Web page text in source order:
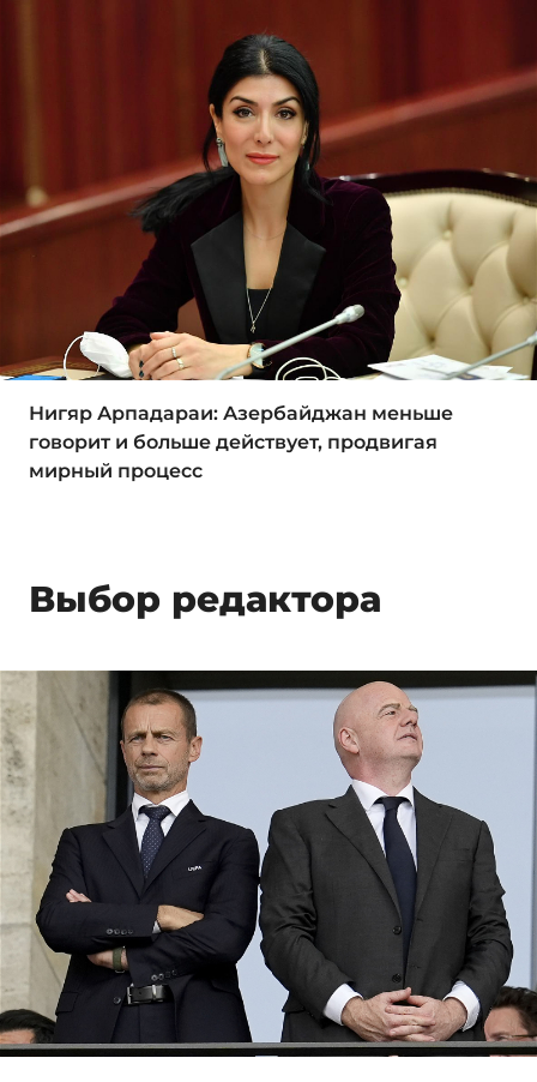
Нигяр Арпадараи: Азербайджан меньше
говорит и больше действует, продвигая
мирный процесс
Выбор редактора